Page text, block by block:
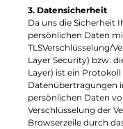
3. Datensicherheit
Da uns die Sicherheit
persönlichen Daten
TLSVerschlüsselung/
Layer Security) bzw.
Layer) ist ein
Datenübertragungen
persönlichen Daten
Verschlüsselung der
Browserzeile durch